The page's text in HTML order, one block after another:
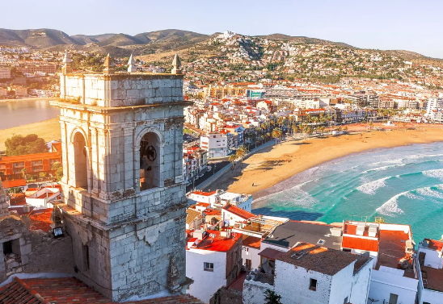
Unvergleichlich lecker
Mit dem Klick auf „geht klar” ermöglichen Sie uns Ihnen über Cookies ein
personalisierte Werbung und passende Angebote anzeigen. Über „anpassen”
Cookies” werden lediglich technisch notwendige Cookies gespeichert.
Anpassen Geht klar
Datenschutzerklärung
Cookierichtlinie Impressum
« zurück
Ihre Cookie-Präferenzen verwalten
Wählen Sie, welche Cookies Sie auf check24.de akzeptieren.
Die Cookierichtlinie finden Siehier.
Notwendig